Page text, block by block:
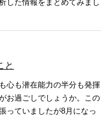
した情報をまとめてみまし
と
心も潜在能力の半分も発揮
お過ごしでしょうか。この
っていましたが8月になっ